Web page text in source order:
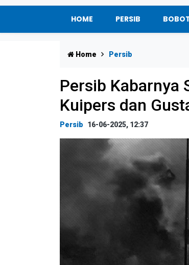
HOME PERSIB
Home Persib
Persib Kabarnya
Kuipers dan
Persib 16-06-2025, 12:37